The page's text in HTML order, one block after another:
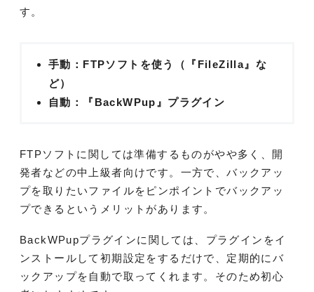
す。
手動：FTPソフトを使う（『FileZilla』な
ど）
自動：『BackWPup』プラグイン
FTPソフトに関しては準備するものがやや多く、開
発者などの中上級者向けです。一方で、バックアッ
プを取りたいファイルをピンポイントでバックアッ
プできるというメリットがあります。
BackWPupプラグインに関しては、プラグインをイ
ンストールして初期設定をするだけで、定期的にバ
ックアップを自動で取ってくれます。そのため初心